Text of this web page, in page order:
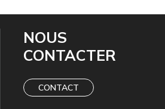
NOUS
CONTACTER
CONTACT